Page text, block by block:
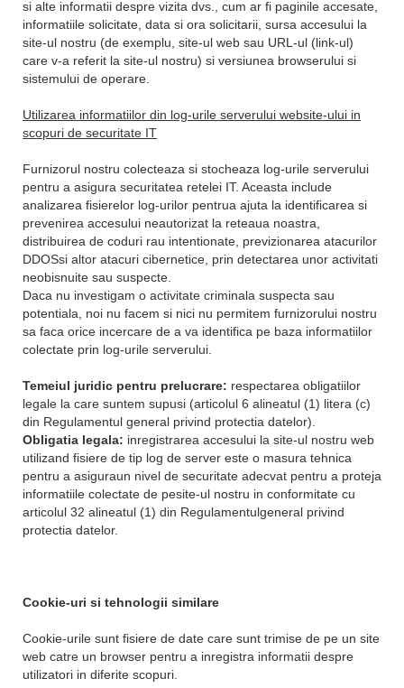
si alte informatii despre vizita dvs., cum ar fi paginile accesate,
informatiile solicitate, data si ora solicitarii, sursa accesului la
site-ul nostru (de exemplu, site-ul web sau URL-ul (link-ul)
care v-a referit la site-ul nostru) si versiunea browserului si
sistemului de operare.
Utilizarea informatiilor din log-urile serverului website-ului in
scopuri de securitate IT
Furnizorul nostru colecteaza si stocheaza log-urile serverului
pentru a asigura securitatea retelei IT. Aceasta include
analizarea fisierelor log-urilor pentrua ajuta la identificarea si
prevenirea accesului neautorizat la reteaua noastra,
distribuirea de coduri rau intentionate, previzionarea atacurilor
DDOSsi altor atacuri cibernetice, prin detectarea unor activitati
neobisnuite sau suspecte.
Daca nu investigam o activitate criminala suspecta sau
potentiala, noi nu facem si nici nu permitem furnizorului nostru
sa faca orice incercare de a va identifica pe baza informatiilor
colectate prin log-urile serverului.
Temeiul juridic pentru prelucrare: respectarea obligatiilor
legale la care suntem supusi (articolul 6 alineatul (1) litera (c)
din Regulamentul general privind protectia datelor).
Obligatia legala: inregistrarea accesului la site-ul nostru web
utilizand fisiere de tip log de server este o masura tehnica
pentru a asiguraun nivel de securitate adecvat pentru a proteja
informatiile colectate de pesite-ul nostru in conformitate cu
articolul 32 alineatul (1) din Regulamentulgeneral privind
protectia datelor.
Cookie-uri si tehnologii similare
Cookie-urile sunt fisiere de date care sunt trimise de pe un site
web catre un browser pentru a inregistra informatii despre
utilizatori in diferite scopuri.